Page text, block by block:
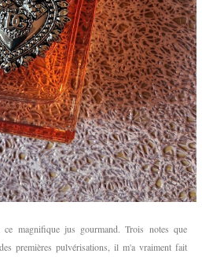
ce magnifique jus gourmand. Trois notes que
premières pulvérisations, il m'a vraiment fait